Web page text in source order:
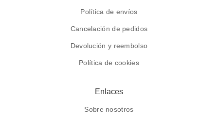
Política de envíos
Cancelación de pedidos
Devolución y reembolso
Política de cookies
Enlaces
Sobre nosotros